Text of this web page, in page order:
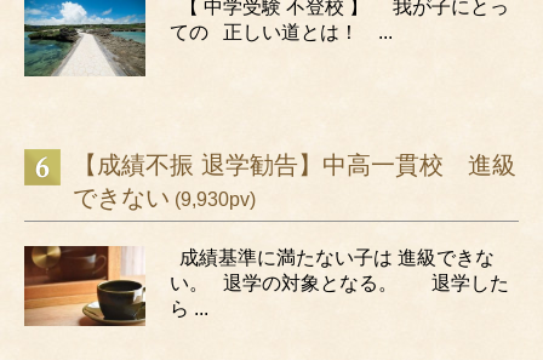
【 中学受験 不登校 】 我が子にとっ
ての 正しい道とは！ ...
【成績不振 退学勧告】中高一貫校 進級
できない (9,930pv)
成績基準に満たない子は 進級できな
い。 退学の対象となる。 退学した
ら ...